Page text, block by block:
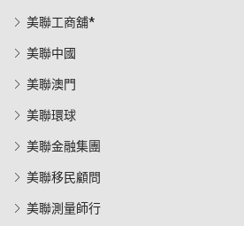
美聯工商舖*
美聯中國
美聯澳門
美聯環球
美聯金融集團
美聯移民顧問
美聯測量師行